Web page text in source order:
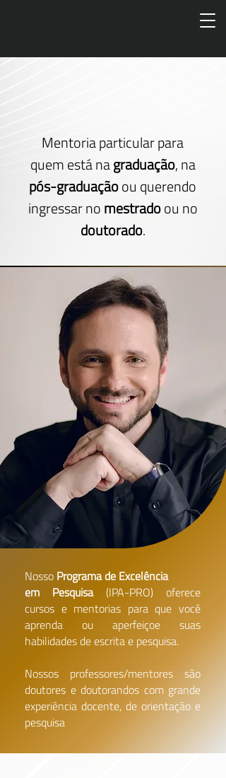
Mentoria particular para
quem está nagraduação, na
pós-graduaçãoou querendo
ingressar nomestradoou no
doutorado.
Nosso Programa de Excelência
em Pesquisa(IPA-PRO) oferece
cursos e mentorias para que você
aprenda ou aperfeiçoe suas
habilidades de escrita e pesquisa.
Nossos professores/mentores são
doutores e doutorandos com grande
experiência docente, de orientação e
pesquisa